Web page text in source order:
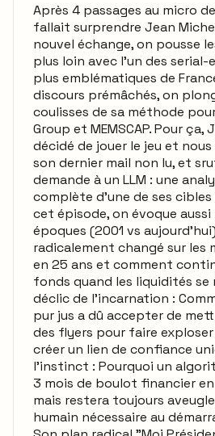
Après 4 passages au micro
fallait surprendre Jean
nouvel échange, on pousse
plus loin avec l'un des serial-
plus emblématiques de
discours prémâchés, on
coulisses de sa méthode
Group et MEMSCAP. Pour ça,
décidé de jouer le jeu et
son dernier mail non lu, et
demande à un LLM : une
complète d’une de ses
cet épisode, on évoque aussi
époques (2001 vs
radicalement changé sur les
en 25 ans et comment
fonds quand les liquidités se
déclic de l'incarnation :
pur jus a dû accepter de
des flyers pour faire
créer un lien de confiance
l'instinct : Pourquoi un
3 mois de boulot financier
mais restera toujours
humain nécessaire au